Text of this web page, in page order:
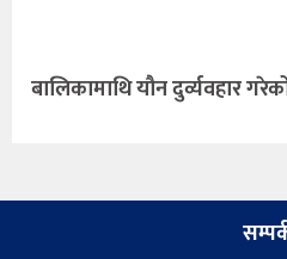
बालिकामाथि यौन दुर्व्यवहार